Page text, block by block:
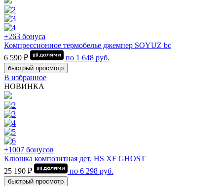
+263 бонуса
Компрессионное термобелье джемпер SOYUZ bc
6 590 ₽
по 1 648 руб.
быстрый просмотр
В избранное
НОВИНКА
+1007 бонусов
Клюшка композитная дет. HS XF GHOST
25 190 ₽
по 6 298 руб.
быстрый просмотр